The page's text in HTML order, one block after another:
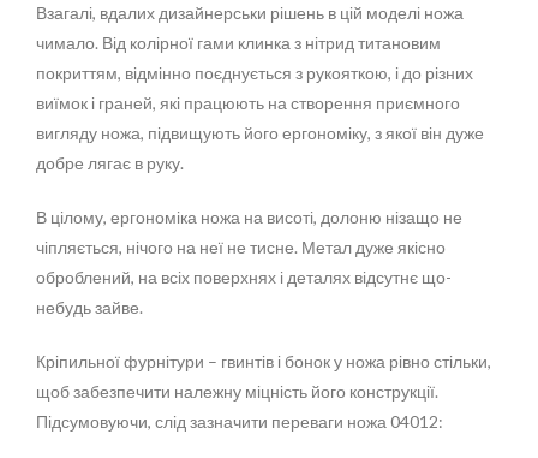
Взагалі, вдалих дизайнерськи рішень в цій моделі ножа
чимало. Від колірної гами клинка з нітрид титановим
покриттям, відмінно поєднується з рукояткою, і до різних
виїмок і граней, які працюють на створення приємного
вигляду ножа, підвищують його ергономіку, з якої він дуже
добре лягає в руку.
В цілому, ергономіка ножа на висоті, долоню нізащо не
чіпляється, нічого на неї не тисне. Метал дуже якісно
оброблений, на всіх поверхнях і деталях відсутнє що-
небудь зайве.
Кріпильної фурнітури – гвинтів і бонок у ножа рівно стільки,
щоб забезпечити належну міцність його конструкції.
Підсумовуючи, слід зазначити переваги ножа 04012: